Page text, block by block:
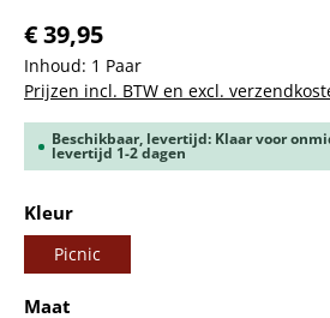
€ 39,95
Inhoud: 1 Paar
Prijzen incl. BTW en excl.
Beschikbaar, levertijd: Klaar voor
levertijd 1-2 dagen
Selecteer
Kleur
Picnic
Selecteer
Maat